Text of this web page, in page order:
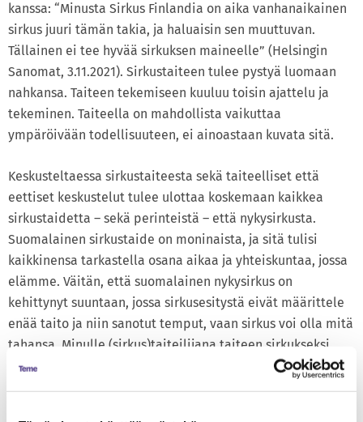
kanssa: “Minusta Sirkus Finlandia on aika vanhanaikainen
sirkus juuri tämän takia, ja haluaisin sen muuttuvan.
Tällainen ei tee hyvää sirkuksen maineelle” (Helsingin
Sanomat, 3.11.2021). Sirkustaiteen tulee pystyä luomaan
nahkansa. Taiteen tekemiseen kuuluu toisin ajattelu ja
tekeminen. Taiteella on mahdollista vaikuttaa
ympäröivään todellisuuteen, ei ainoastaan kuvata sitä.
Keskusteltaessa sirkustaiteesta sekä taiteelliset että
eettiset keskustelut tulee ulottaa koskemaan kaikkea
sirkustaidetta – sekä perinteistä – että nykysirkusta.
Suomalainen sirkustaide on moninaista, ja sitä tulisi
kaikkinensa tarkastella osana aikaa ja yhteiskuntaa, jossa
elämme. Väitän, että suomalainen nykysirkus on
kehittynyt suuntaan, jossa sirkusesitystä eivät määrittele
enää taito ja niin sanotut temput, vaan sirkus voi olla mitä
tahansa. Minulle (sirkus)taiteilijana taiteen sirkukseksi
määrittämiseksi riittää se, että tekijä itse kokee sen